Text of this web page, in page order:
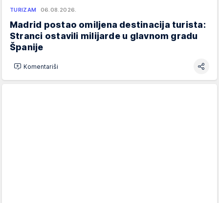
TURIZAM 06.08.2026.
Madrid postao omiljena destinacija turista:
Stranci ostavili milijarde u glavnom gradu
Španije
Komentariši